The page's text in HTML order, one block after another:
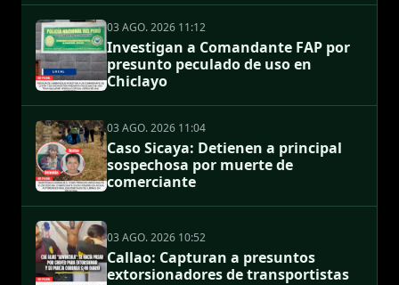
03 AGO. 2026 11:12
Investigan a Comandante FAP por
presunto peculado de uso en
Chiclayo
03 AGO. 2026 11:04
Caso Sicaya: Detienen a principal
sospechosa por muerte de
comerciante
03 AGO. 2026 10:52
Callao: Capturan a presuntos
extorsionadores de transportistas